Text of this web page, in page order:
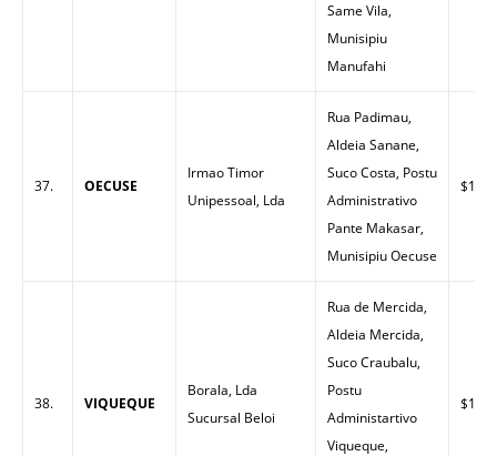
Same Vila,
Munisipiu
Manufahi
37. OECUSE
Irmao Timor
Unipessoal, Lda
Rua Padimau,
Aldeia Sanane,
Suco Costa, Postu
Administrativo
Pante Makasar,
Munisipiu Oecuse
$1.66
38. VIQUEQUE
Borala, Lda
Sucursal Beloi
Rua de Mercida,
Aldeia Mercida,
Suco Craubalu,
Postu
Administartivo
Viqueque,
$1.52